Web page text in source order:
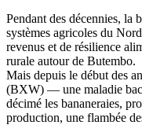
Pendant des décennies, la
systèmes agricoles du
revenus et de résilience
rurale autour de Butembo.
Mais depuis le début des
(BXW) — une maladie
décimé les bananeraies,
production, une flambée